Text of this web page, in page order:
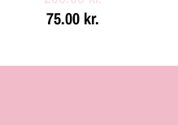
75.00 kr.